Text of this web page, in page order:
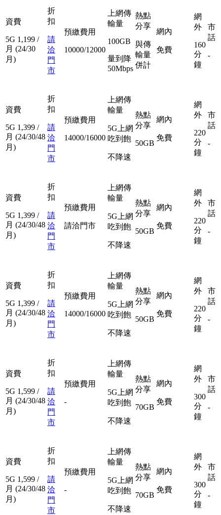
資費
5G 1,199 /
月 (24/30
月)
折
扣
請
洽
門
市
預繳費用
10000/12000
上網傳
輸量
100GB
量到降
50Mbps
熱點
分享
與傳
輸量
併計
網內
免費
網
外
160
分
鐘
市
話
-
資費
5G 1,399 /
月 (24/30/48
月)
折
扣
請
洽
門
市
預繳費用
14000/16000
上網傳
輸量
5G上網
吃到飽
不降速
熱點
分享
50GB
網內
免費
網
外
220
分
鐘
市
話
-
資費
5G 1,399 /
月 (24/30/48
月)
折
扣
請
洽
門
市
預繳費用
請洽門市
上網傳
輸量
5G上網
吃到飽
不降速
熱點
分享
50GB
網內
免費
網
外
220
分
鐘
市
話
-
資費
5G 1,399 /
月 (24/30/48
月)
折
扣
請
洽
門
市
預繳費用
14000/16000
上網傳
輸量
5G上網
吃到飽
不降速
熱點
分享
50GB
網內
免費
網
外
220
分
鐘
市
話
-
資費
5G 1,599 /
月 (24/30/48
月)
折
扣
請
洽
門
市
預繳費用
-
上網傳
輸量
5G上網
吃到飽
不降速
熱點
分享
70GB
網內
免費
網
外
300
分
鐘
市
話
-
資費
5G 1,599 /
月 (24/30/48
月)
折
扣
請
洽
門
市
預繳費用
-
上網傳
輸量
5G上網
吃到飽
不降速
熱點
分享
70GB
網內
免費
網
外
300
分
鐘
市
話
-